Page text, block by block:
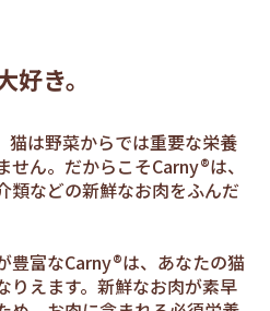
き。
猫は野菜からでは重要な栄養
ん。だからこそCarny®は、
類などの新鮮なお肉をふんだ
豊富なCarny®は、あなたの猫
りえます。新鮮なお肉が素早